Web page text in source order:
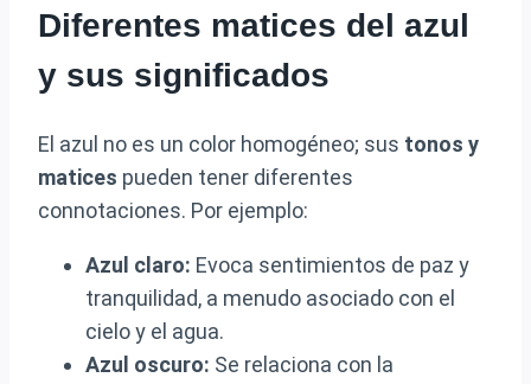
Diferentes matices del azul
y sus significados
El azul no es un color homogéneo; sus tonos y
matices pueden tener diferentes
connotaciones. Por ejemplo:
Azul claro: Evoca sentimientos de paz y
tranquilidad, a menudo asociado con el
cielo y el agua.
Azul oscuro: Se relaciona con la